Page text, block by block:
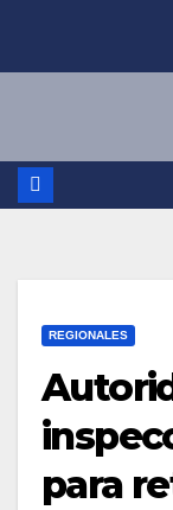
REGIONALES
para